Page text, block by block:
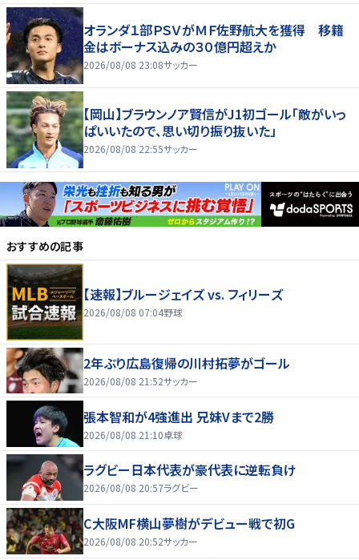
オランダ１部ＰＳＶがＭＦ佐野航大を獲得 移籍
金はボーナス込みの３０億円超えか
2026/08/08 23:08サッカー
【岡山】ブラウンノア賢信がJ1初ゴール「敵がいっ
ぱいいたので、思い切り振り抜いた」
2026/08/08 22:55サッカー
おすすめの記事
【速報】ブルージェイズ vs. フィリーズ
2026/08/08 07:04野球
2年ぶり広島復帰の川村拓夢がゴール
2026/08/08 21:52サッカー
張本智和が4強進出 兄妹Vまで2勝
2026/08/08 21:10卓球
ラグビー日本代表が豪代表に逆転負け
2026/08/08 20:57ラグビー
C大阪MF横山夢樹がデビュー戦で初G
2026/08/08 20:52サッカー